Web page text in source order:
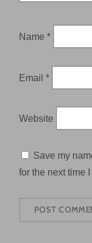
Name *
Email *
Website
Save my
for the next time